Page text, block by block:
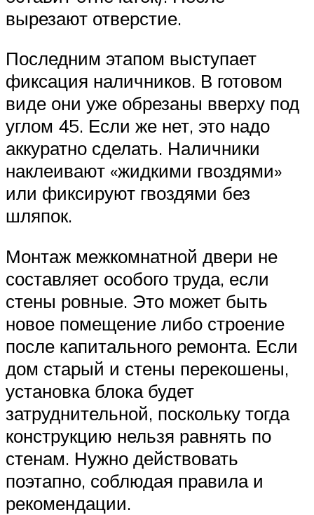
вырезают отверстие.
Последним этапом выступает
фиксация наличников. В готовом
виде они уже обрезаны вверху под
углом 45. Если же нет, это надо
аккуратно сделать. Наличники
наклеивают «жидкими гвоздями»
или фиксируют гвоздями без
шляпок.
Монтаж межкомнатной двери не
составляет особого труда, если
стены ровные. Это может быть
новое помещение либо строение
после капитального ремонта. Если
дом старый и стены перекошены,
установка блока будет
затруднительной, поскольку тогда
конструкцию нельзя равнять по
стенам. Нужно действовать
поэтапно, соблюдая правила и
рекомендации.